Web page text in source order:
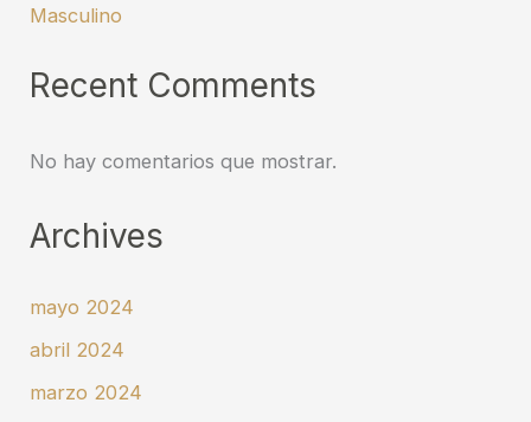
Masculino
Recent Comments
No hay comentarios que mostrar.
Archives
mayo 2024
abril 2024
marzo 2024